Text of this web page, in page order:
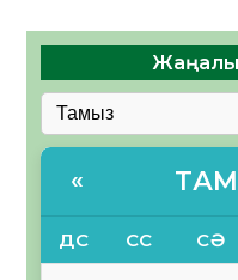
«
ДС СС СӘ